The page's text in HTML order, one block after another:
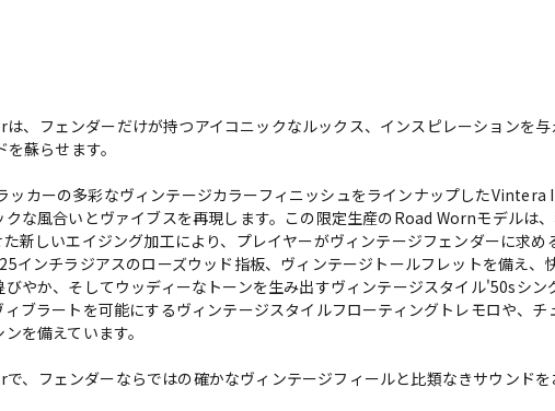
フェンダーだけが持つアイコニックなルックス、インスピレーションを与
蘇らせます。
ッカーの多彩なヴィンテージカラーフィニッシュをラインナップした
な風合いとヴァイブスを再現します。この限定生産のRoad Wornモデルは
新しいエイジング加工により、プレイヤーがヴィンテージフェンダーに求め
インチラジアスのローズウッド指板、ヴィンテージトールフレットを備え、
やか、そしてウッディーなトーンを生み出すヴィンテージスタイル'50sシ
ブラートを可能にするヴィンテージスタイルフローティングトレモロや、
を備えています。
フェンダーならではの確かなヴィンテージフィールと比類なきサウンドを